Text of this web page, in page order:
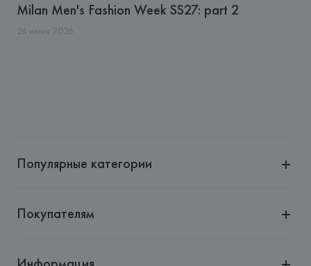
Milan Men's Fashion Week SS27: part 2
26 июня 2026
Популярные категории
Покупателям